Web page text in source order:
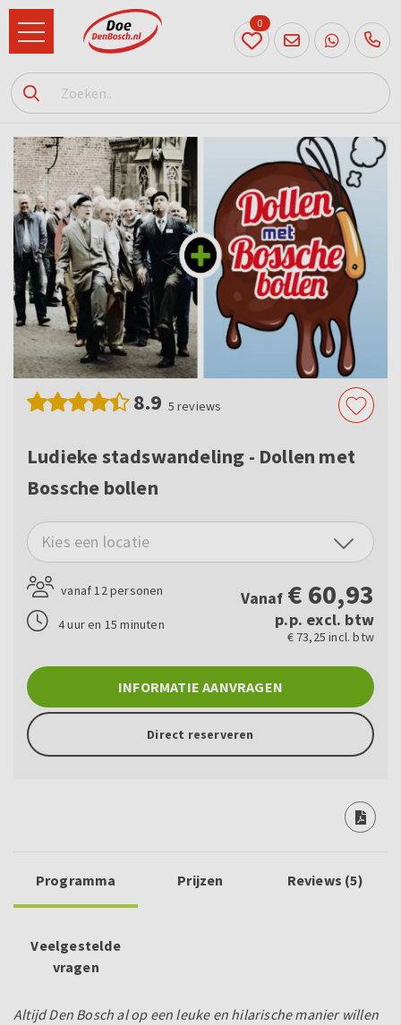
073
614
89 72
0
8.9 5 reviews
Ludieke stadswandeling - Dollen met
Bossche bollen
Kies een locatie
vanaf 12 personen
4 uur en 15 minuten
Vanaf € 60,93
p.p. excl. btw
€ 73,25 incl. btw
INFORMATIE AANVRAGEN
Direct reserveren
Programma Prijzen Reviews (5)
Veelgestelde
vragen
Altijd Den Bosch al op een leuke en hilarische manier willen